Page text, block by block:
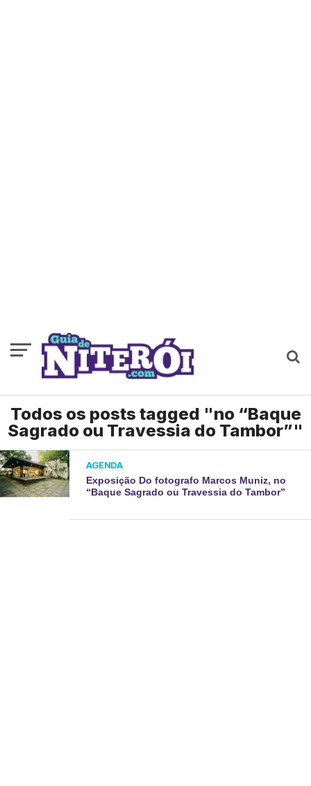
Todos os posts tagged "no “Baque
Sagrado ou Travessia do Tambor”"
AGENDA
Exposição Do fotografo Marcos Muniz, no
“Baque Sagrado ou Travessia do Tambor”